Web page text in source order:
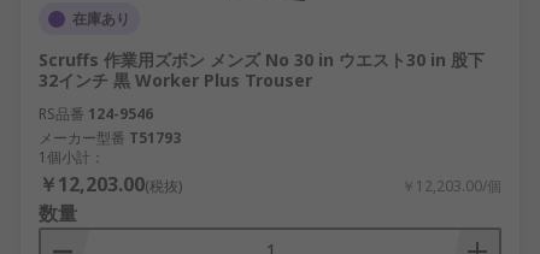
在庫あり
Scruffs 作業用ズボン メンズ No 30 in ウエスト30 in 股下
32インチ 黒 Worker Plus Trouser
RS品番 124-9546
メーカー型番 T51793
1個小計：
￥12,203.00(税抜) ￥12,203.00/個
数量